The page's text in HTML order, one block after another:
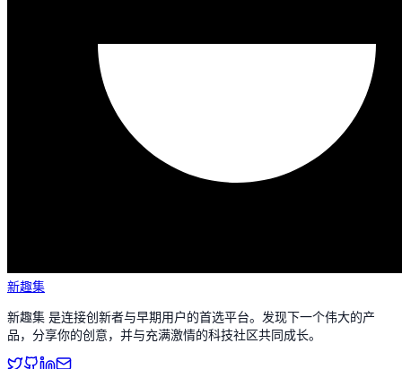
新趣集
新趣集 是连接创新者与早期用户的首选平台。发现下一个伟大的产
品，分享你的创意，并与充满激情的科技社区共同成长。